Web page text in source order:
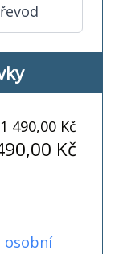
1 490,00 Kč
Kč
osobní